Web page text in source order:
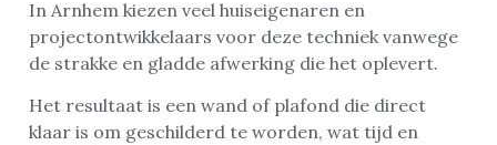
In Arnhem kiezen veel huiseigenaren en
projectontwikkelaars voor deze techniek vanwege
de strakke en gladde afwerking die het oplevert.
Het resultaat is een wand of plafond die direct
klaar is om geschilderd te worden, wat tijd en